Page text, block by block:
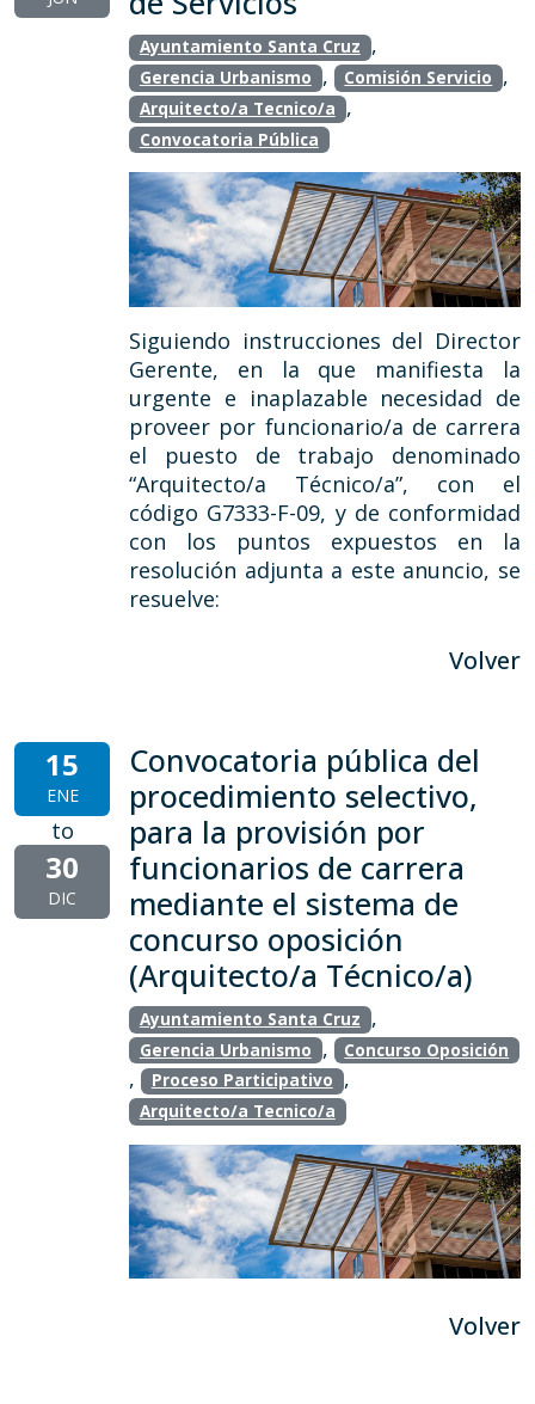
Ayuntamiento Santa Cruz ,
Gerencia Urbanismo , Comisión Servicio ,
Arquitecto/a Tecnico/a ,
Convocatoria Pública
Siguiendo instrucciones del Director
Gerente, en la que manifiesta la
urgente e inaplazable necesidad de
proveer por funcionario/a de carrera
el puesto de trabajo denominado
“Arquitecto/a Técnico/a”, con el
código G7333-F-09, y de conformidad
con los puntos expuestos en la
resolución adjunta a este anuncio, se
resuelve:
Volver
15
ENE
to
30
DIC
Convocatoria pública del
procedimiento selectivo,
para la provisión por
funcionarios de carrera
mediante el sistema de
concurso oposición
(Arquitecto/a Técnico/a)
Ayuntamiento Santa Cruz ,
Gerencia Urbanismo , Concurso Oposición
, Proceso Participativo ,
Arquitecto/a Tecnico/a
Volver